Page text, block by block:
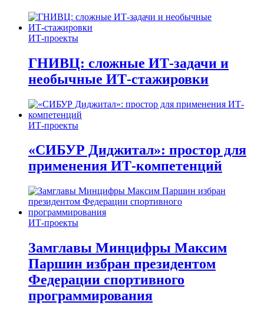
ИТ-проекты
ГНИВЦ: сложные ИТ‑задачи и
необычные ИТ‑стажировки
ИТ-проекты
«СИБУР Диджитал»: простор для
применения ИТ-компетенций
ИТ-проекты
Замглавы Минцифры Максим
Паршин избран президентом
Федерации спортивного
программирования